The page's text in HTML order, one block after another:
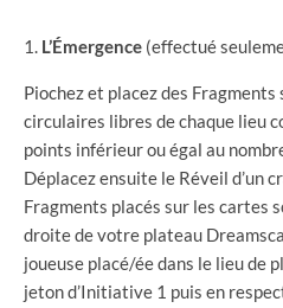
L’Émergence (effectué
Piochez et placez des
circulaires libres de chaque lieu
points inférieur ou égal au
Déplacez ensuite le Réveil d’un
Fragments placés sur les cartes
droite de votre plateau
joueuse placé/ée dans le lieu de
jeton d’Initiative 1 puis en